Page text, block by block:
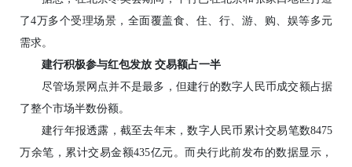
了4万多个受理场景，全面覆盖食、住、行、游、购、娱等多元
需求。
建行积极参与红包发放 交易额占一半
尽管场景网点并不是最多，但建行的数字人民币成交额占据
了整个市场半数份额。
建行年报透露，截至去年末，数字人民币累计交易笔数8475
万余笔，累计交易金额435亿元。而央行此前发布的数据显示，